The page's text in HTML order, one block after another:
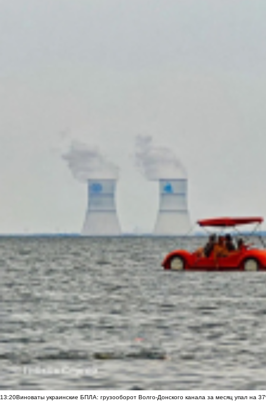
13:20Виноваты украинские БПЛА: грузооборот Волго-Донского канала за месяц упал на